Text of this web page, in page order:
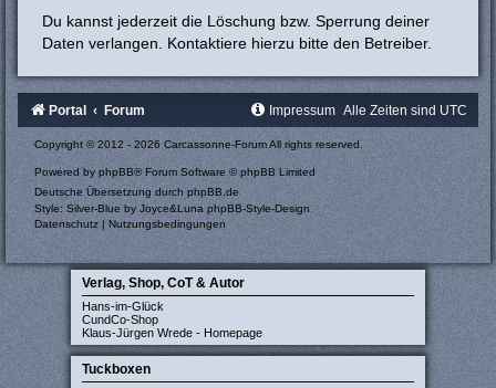
Du kannst jederzeit die Löschung bzw. Sperrung deiner
Daten verlangen. Kontaktiere hierzu bitte den Betreiber.
Portal Forum Alle Zeiten sind UTC
Impressum
Copyright © 2012 - 2026 Carcassonne-Forum All rights reserved.
Powered by phpBB® Forum Software © phpBB Limited
Deutsche Übersetzung durchphpBB.de
Style: Silver-Blue by Joyce&LunaphpBB-Style-Design
Datenschutz |Nutzungsbedingungen
Verlag, Shop, CoT & Autor
Hans-im-Glück
CundCo-Shop
Klaus-Jürgen Wrede - Homepage
Tuckboxen